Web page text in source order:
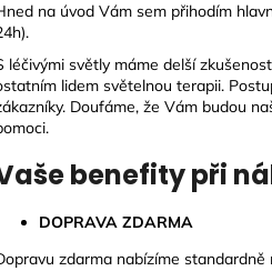
na úvod Vám sem přihodím
léčivými světly máme delší
lidem světelnou terapii.
Doufáme, že Vám budou
benefity při
DOPRAVA ZDARMA
zdarma nabízíme